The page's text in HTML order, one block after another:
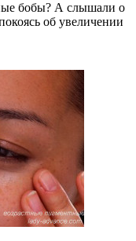
бобы? А слышали о
об увеличении